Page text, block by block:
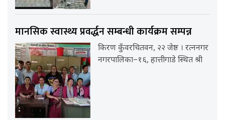
मानसिक स्वास्थ्य प्रवर्द्धन सम्बन्धी कार्यक्रम सम्पन्न
किरण कुँवरचितवन, २२ जेष्ठ । रत्ननगर
नगरपालिका–१६, हात्तीगाडे स्थित श्री